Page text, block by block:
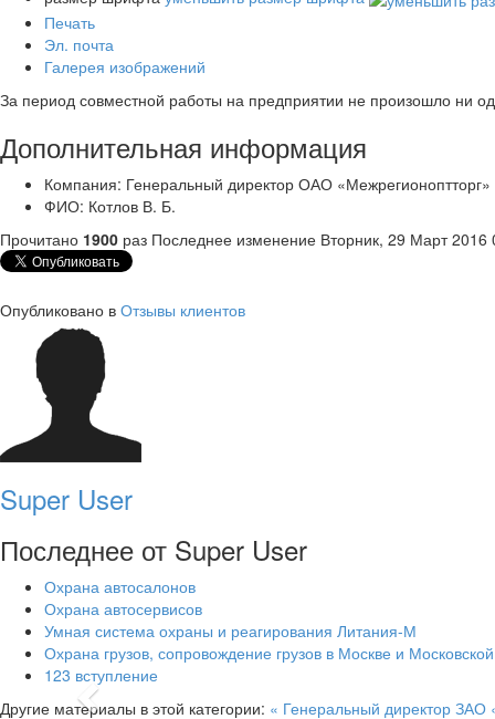
Печать
Эл. почта
Галерея изображений
За период совместной работы на предприятии не произошло ни
Дополнительная информация
Компания: Генеральный директор ОАО «Межрегионоптторг»
ФИО: Котлов В. Б.
Прочитано 1900 раз Последнее изменение Вторник, 29 Март 2016
Опубликовано в Отзывы клиентов
Super User
Последнее от Super User
Охрана автосалонов
Охрана автосервисов
Умная система охраны и реагирования Литания-М
Охрана грузов, сопровождение грузов в Москве и
123 вступление
Previous
Другие материалы в этой категории: « Генеральный директор ЗАО